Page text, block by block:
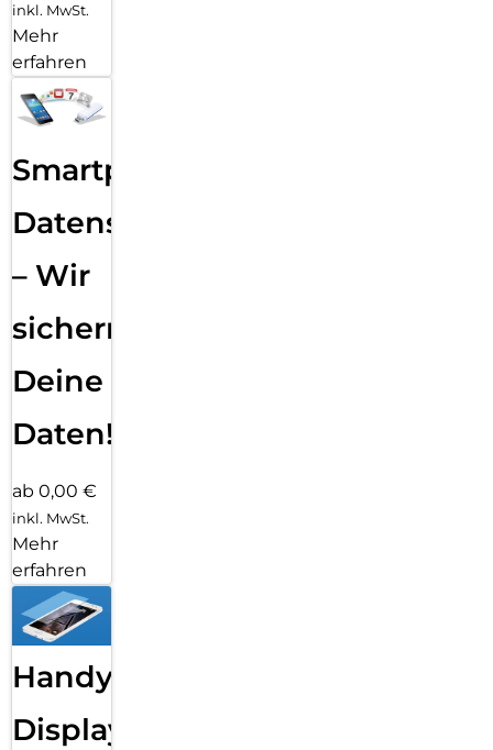
inkl. MwSt.
Mehr
erfahren
Smartphone
Datensicherung
– Wir
sichern
Deine
Daten!
ab 0,00 €
inkl. MwSt.
Mehr
erfahren
Handy
Displayfolie